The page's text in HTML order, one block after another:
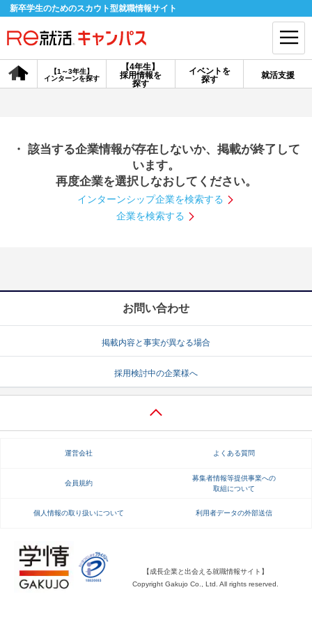
新卒学生のためのスカウト型就職情報サイト
【4年生】
採用情報を
探す
【1～3年生】
インターンを探す
イベントを
探す
就活支援
会員登録 ログイン
探す
【4年生】
説明会を探す
インターンを探す
就活ノウハウ・サポート
就活支援
就活ノウハウが満載！ お役立ち記事・相談室など
適職診断 就活チャンネル
・ 該当する企業情報が存在しないか、掲載が終了して
います。
再度企業を選択しなおしてください。
インターンシップ企業を検索する
企業を検索する
お問い合わせ
掲載内容と事実が異なる場合
採用検討中の企業様へ
運営会社 よくある質問
会員規約
募集者情報等提供事業への
取組について
個人情報の取り扱いについて 利用者データの外部送信
【成長企業と出会える就職情報サイト】
Copyright Gakujo Co., Ltd. All rights reserved.